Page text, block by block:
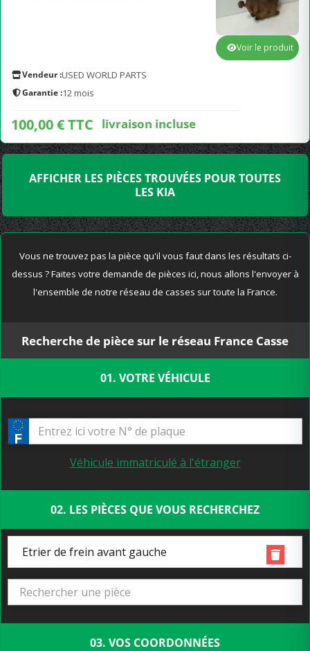
Vendeur :USED WORLD PARTS
Garantie :12 mois
100,00 € TTC livraison incluse
Voir le produit
AFFICHER LES PIÈCES TROUVÉES POUR TOUTES
LES KIA
Vous ne trouvez pas la pièce qu'il vous faut dans les résultats ci-
dessus ? Faites votre demande de pièces ici, nous allons l'envoyer à
l'ensemble de notre réseau de casses sur toute la France.
Recherche de pièce sur le réseau France Casse
01. VOTRE VÉHICULE
Véhicule immatriculé à l'étranger
02. LES PIÈCES QUE VOUS RECHERCHEZ
Etrier de frein avant gauche
03. VOS COORDONNÉES